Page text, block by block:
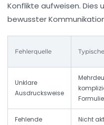
Konflikte aufweisen.
bewusster
Fehlerquelle
Unklare
Ausdrucksweise
Fehlende
Nicht